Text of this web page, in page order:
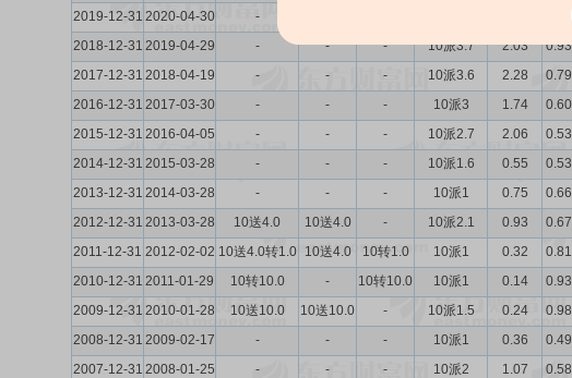
2019-12-31 2020-04-30 - 0.94
2018-12-31 2019-04-29 - - - 10派3.7 2.03 0.93
2017-12-31 2018-04-19 - - - 10派3.6 2.28 0.79
2016-12-31 2017-03-30 - - - 10派3 1.74 0.60
2015-12-31 2016-04-05 - - - 10派2.7 2.06 0.53
2014-12-31 2015-03-28 - - - 10派1.6 0.55 0.53
2013-12-31 2014-03-28 - - - 10派1 0.75 0.66
2012-12-31 2013-03-28 10送4.0 10送4.0 - 10派2.1 0.93 0.67
2011-12-31 2012-02-02 10送4.0转1.0 10送4.0 10转1.0 10派1 0.32 0.81
2010-12-31 2011-01-29 10转10.0 - 10转10.0 10派1 0.14 0.93
2009-12-31 2010-01-28 10送10.0 10送10.0 - 10派1.5 0.24 0.98
2008-12-31 2009-02-17 - - - 10派1 0.36 0.49
2007-12-31 2008-01-25 - - - 10派2 1.07 0.58